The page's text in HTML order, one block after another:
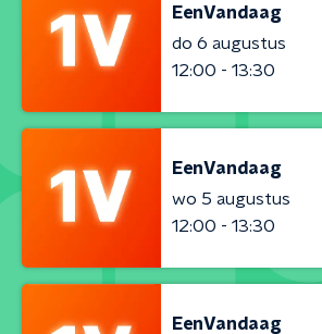
EenVandaag
do 6 augustus
12:00 - 13:30
EenVandaag
wo 5 augustus
12:00 - 13:30
EenVandaag